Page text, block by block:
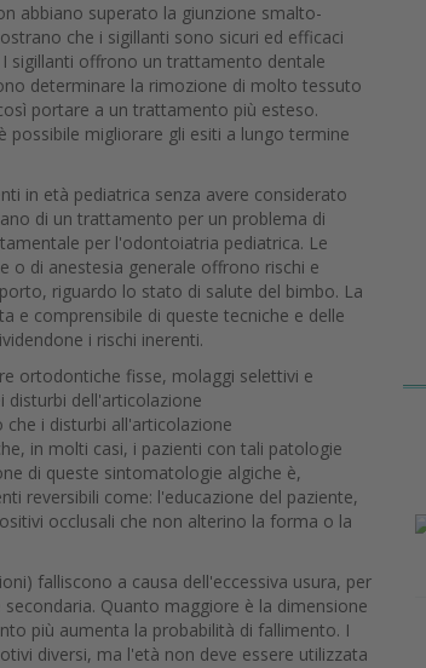
abbiano superato la giunzione smalto-
che i sigillanti sono sicuri ed efficaci
sigillanti offrono un trattamento dentale
determinare la rimozione di molto tessuto
portare a un trattamento più esteso.
possibile migliorare gli esiti a lungo termine
in età pediatrica senza avere considerato
di un trattamento per un problema di
per l'odontoiatria pediatrica. Le
o di anestesia generale offrono rischi e
riguardo lo stato di salute del bimbo. La
e comprensibile di queste tecniche e delle
i rischi inerenti.
ortodontiche fisse, molaggi selettivi e
dell'articolazione
i disturbi all'articolazione
in molti casi, i pazienti con tali patologie
di queste sintomatologie algiche è,
reversibili come: l'educazione del paziente,
occlusali che non alterino la forma o la
falliscono a causa dell'eccessiva usura, per
Quanto maggiore è la dimensione
più aumenta la probabilità di fallimento. I
diversi, ma l'età non deve essere utilizzata